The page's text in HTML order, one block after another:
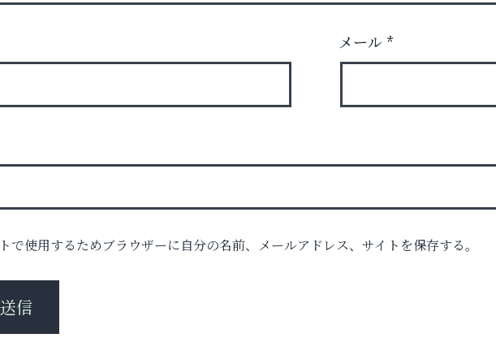
めて出張査定
歯科
メール *
で使用するためブラウザーに自分の名前、メールアドレス、サイトを保存する。